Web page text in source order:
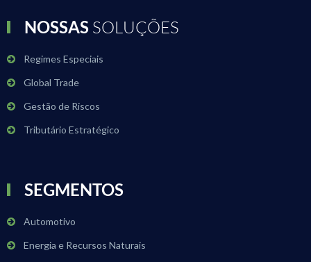
NOSSAS SOLUÇÕES
Regimes Especiais
Global Trade
Gestão de Riscos
Tributário Estratégico
SEGMENTOS
Automotivo
Energia e Recursos Naturais